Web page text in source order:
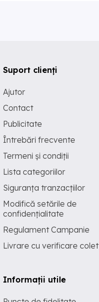
Suport clienți
Ajutor
Contact
Publicitate
Întrebări frecvente
Termeni și condiții
Lista categoriilor
Siguranța tranzacțiilor
Modifică setările de
confidențialitate
Regulament Campanie
Livrare cu verificare colet
Informații utile